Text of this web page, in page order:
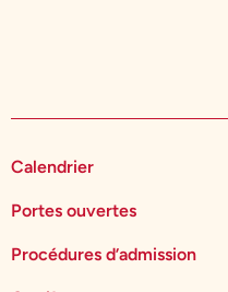
Calendrier
Portes ouvertes
Procédures d’admission